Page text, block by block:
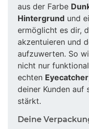
aus der Farbe
Hintergrund und
ermöglicht es dir,
akzentuieren und
aufzuwerten. So
nicht nur
echten Eyecatcher
deiner Kunden auf
stärkt.
Deine